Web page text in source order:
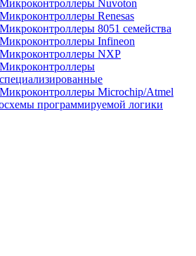
Микроконтроллеры Nuvoton
Микроконтроллеры Renesas
Микроконтроллеры 8051 семейства
Микроконтроллеры Infineon
Микроконтроллеры NXP
Микроконтроллеры
специализированные
Микроконтроллеры Microchip/Atmel
программируемой логики